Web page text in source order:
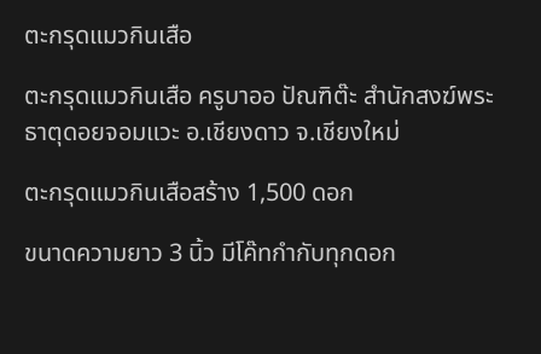
ตะกรุดแมวกินเสือ
ตะกรุดแมวกินเสือ ครูบาออ ปัณฑิต๊ะ สำนักสงฆ์พระ
ธาตุดอยจอมแวะ อ.เชียงดาว จ.เชียงใหม่
ตะกรุดแมวกินเสือสร้าง 1,500 ดอก
ขนาดความยาว 3 นิ้ว มีโค๊ทกำกับทุกดอก